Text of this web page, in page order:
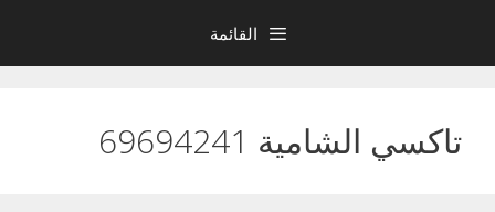
المحتوى
القائمة
تاكسي الشامية 69694241